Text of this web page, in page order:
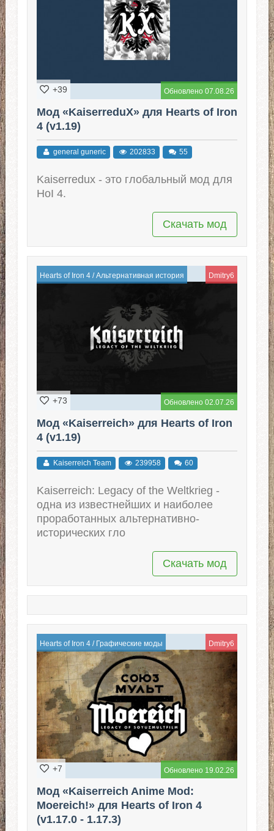
Обновлено 07.08.26
+39
Мод «KaiserreduX» для Hearts of Iron
4 (v1.19)
general guneric 202833 55
Kaiserredux - это глобальный мод для
HoI 4.
Скачать мод
Hearts of Iron 4/Альтернативная история Dmitry6
Обновлено 02.07.26
+73
Мод «Kaiserreich» для Hearts of Iron
4 (v1.19)
Kaiserreich Team 239958 60
Kaiserreich: Legacy of the Weltkrieg -
одна из известнейших и наиболее
проработанных альтернативно-
исторических гло
Скачать мод
Hearts of Iron 4/ Графические моды Dmitry6
Обновлено 19.02.26
+7
Мод «Kaiserreich Anime Mod:
Moereich!» для Hearts of Iron 4
(v1.17.0 - 1.17.3)